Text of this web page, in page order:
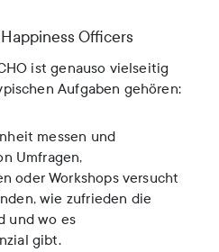
Officers
ist genauso vielseitig
Aufgaben gehören:
messen und
Umfragen,
oder Workshops versucht
wie zufrieden die
und wo es
gibt.